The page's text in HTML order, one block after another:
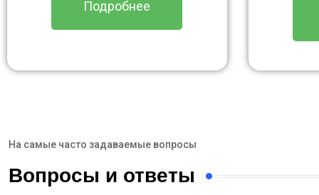
Подробнее
На самые часто задаваемые вопросы
Вопросы и ответы